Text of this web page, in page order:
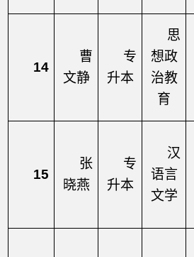
14
曹
文静
专
升本
思
想政
治教
育
15
张
晓燕
专
升本
汉
语言
文学